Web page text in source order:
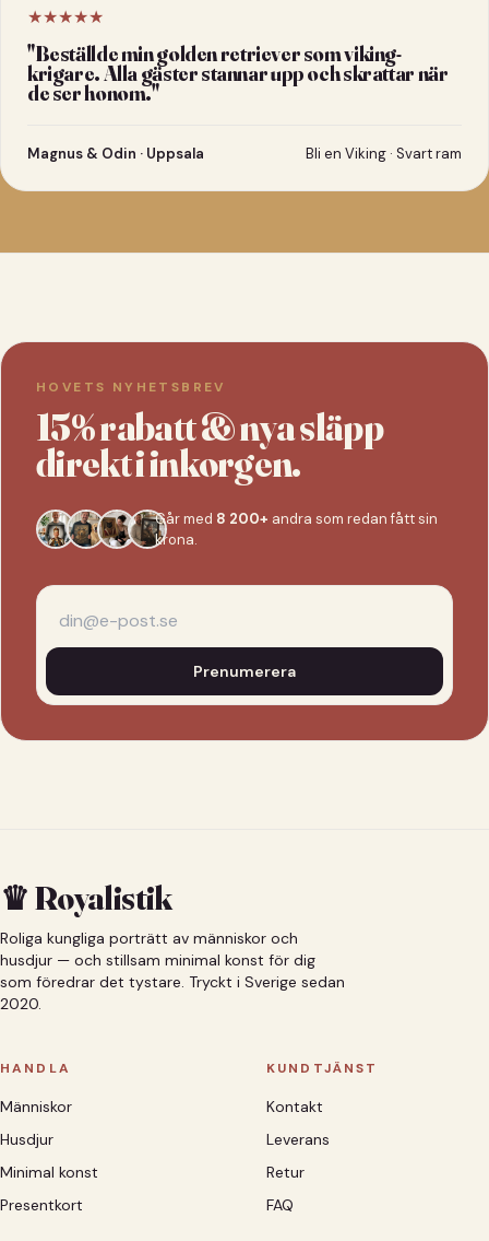
★★★★★
"Beställde min golden retriever som viking-
krigare. Alla gäster stannar upp och skrattar när
de ser honom."
Magnus & Odin · Uppsala Bli en Viking · Svart ram
HOVETS NYHETSBREV
15% rabatt & nya släpp
direkt i inkorgen.
Går med 8 200+ andra som redan fått sin
krona.
Prenumerera
♛ Royalistik
Roliga kungliga porträtt av människor och
husdjur — och stillsam minimal konst för dig
som föredrar det tystare. Tryckt i Sverige sedan
2020.
HANDLA
Människor
Husdjur
Minimal konst
Presentkort
KUNDTJÄNST
Kontakt
Leverans
Retur
FAQ